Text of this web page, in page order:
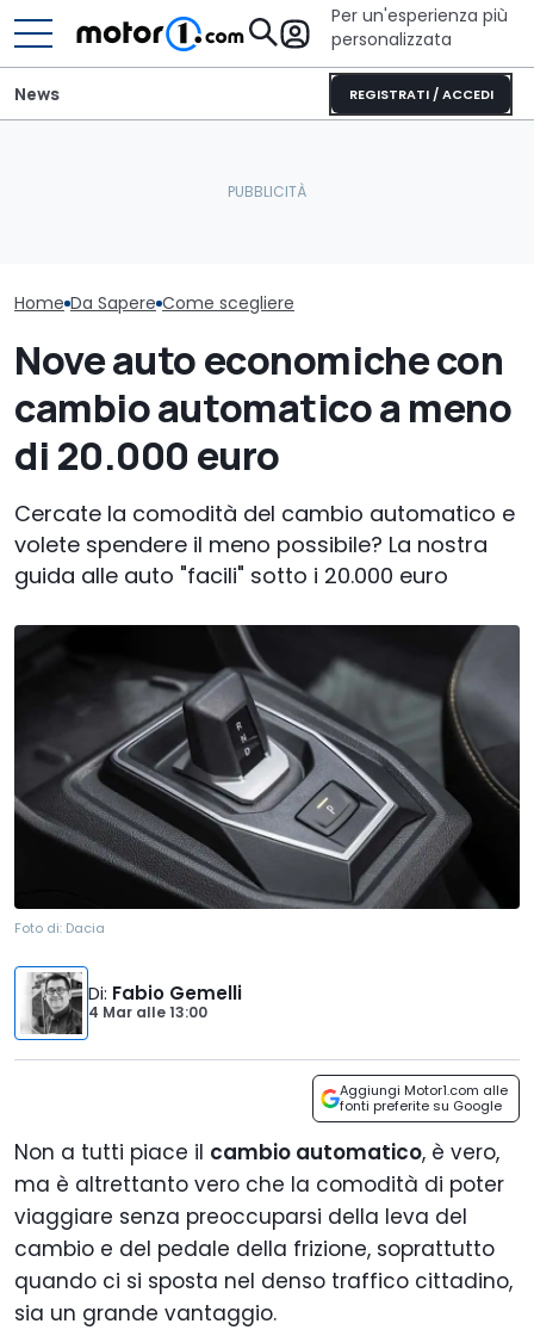
Per un'esperienza più
personalizzata
REGISTRATI / ACCEDI
News
Home Da Sapere Come scegliere
Nove auto economiche con
cambio automatico a meno
di 20.000 euro
Cercate la comodità del cambio automatico e
volete spendere il meno possibile? La nostra
guida alle auto "facili" sotto i 20.000 euro
Foto di: Dacia
Di: Fabio Gemelli
4 Mar alle13:00
Aggiungi Motor1.com alle
fonti preferite su Google
Non a tutti piace il cambio automatico, è vero,
ma è altrettanto vero che la comodità di poter
viaggiare senza preoccuparsi della leva del
cambio e del pedale della frizione, soprattutto
quando ci si sposta nel denso traffico cittadino,
sia un grande vantaggio.